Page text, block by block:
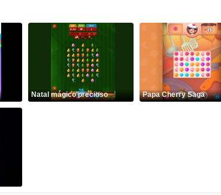
Natal mágico precioso Papa Cherry Saga